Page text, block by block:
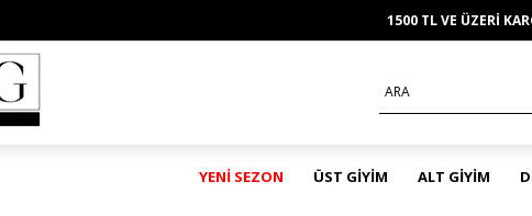
1500 TL VE ÜZERİ
YENİ SEZON ÜST GİYİM ALT GİYİM